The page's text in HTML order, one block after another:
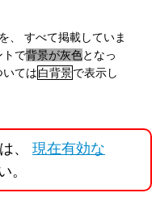
、 すべて掲載していま
トで背景が灰色となっ
ては白背景で表示し
、 現在有効な
。